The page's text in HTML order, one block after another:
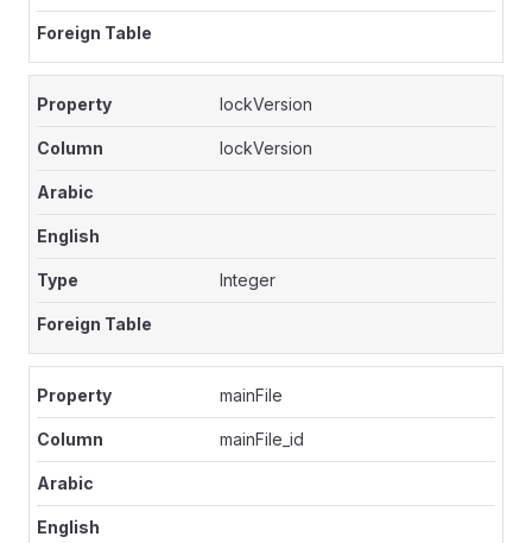
lockVersion
lockVersion
Integer
mainFile
mainFile_id